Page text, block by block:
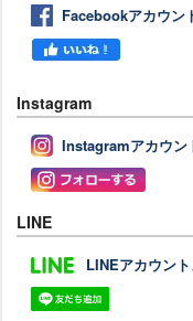
Facebookアカウン
Instagram
Instagramアカウン
LINE
LINEアカウン